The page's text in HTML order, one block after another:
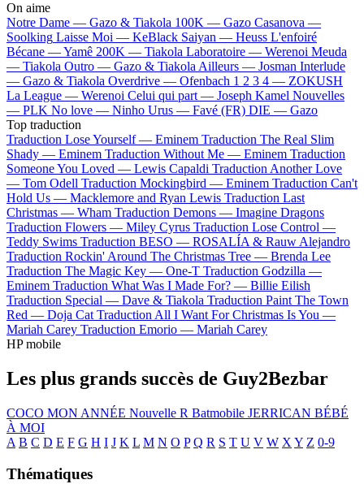
On aime
Notre Dame — Gazo & Tiakola 100K — Gazo Casanova —
Soolking Laisse Moi — KeBlack Saiyan — Heuss L'enfoiré
Bécane —Yamê 200K — Tiakola Laboratoire — Werenoi Meuda
— Tiakola Outro — Gazo & TiakolaAilleurs — Josman Interlude
— Gazo & Tiakola Overdrive — Ofenbach 1 2 3 4 — ZOKUSH
La League — Werenoi Celui qui part — Joseph Kamel Nouvelles
— PLK No love — Ninho Urus — Favé (FR) DIE — Gazo
Top traduction
Traduction Lose Yourself — Eminem Traduction The Real Slim
Shady — Eminem Traduction Without Me — Eminem Traduction
Someone You Loved — Lewis Capaldi Traduction Another Love
— Tom Odell Traduction Mockingbird — Eminem Traduction Can't
Hold Us — Macklemore and Ryan Lewis Traduction Last
Christmas — Wham Traduction Demons — Imagine Dragons
Traduction Flowers — Miley Cyrus Traduction Lose Control —
Teddy Swims Traduction BESO — ROSALÍA & Rauw Alejandro
Traduction Rockin' Around The Christmas Tree — Brenda Lee
Traduction The Magic Key — One-T Traduction Godzilla —
Eminem Traduction What Was I Made For? — Billie Eilish
Traduction Special — Dave & Tiakola Traduction Paint The Town
Red — Doja Cat Traduction All I Want For Christmas Is You —
Mariah Carey Traduction Emorio — Mariah Carey
HP mobile
Les plus grands succès de Guy2Bezbar
COCO MON ANNÉE Nouvelle R Batmobile JERRICAN BÉBÉ
À MOI
A B C D E F G H I J K L M N O P Q R S T U V W X Y Z 0-9
Thématiques